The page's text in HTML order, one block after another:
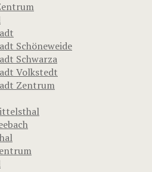
Schöneweide
Schwarza
Volkstedt
Zentrum